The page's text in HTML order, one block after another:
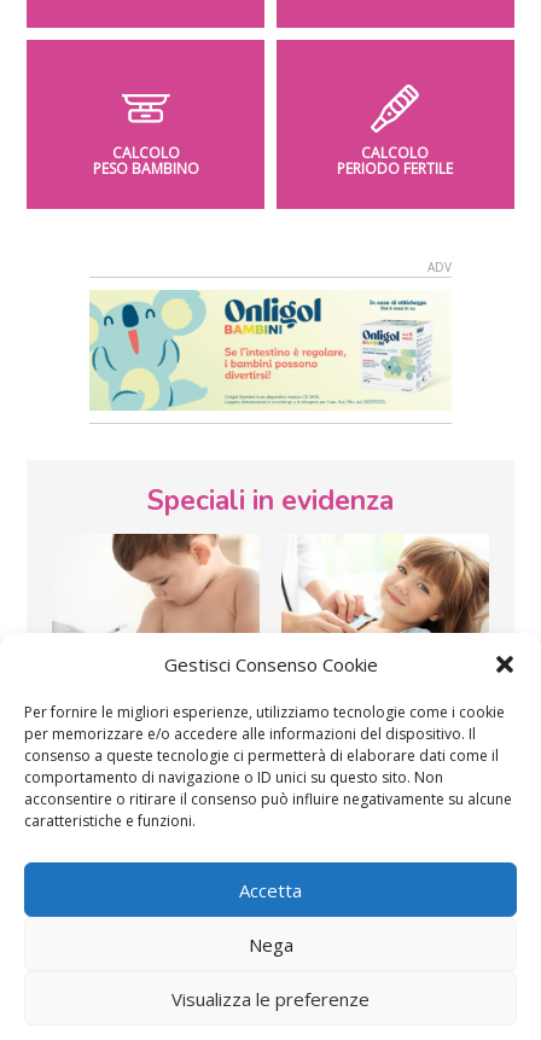
Gestisci Consenso Cookie
Per fornire le migliori esperienze, utilizziamo tecnologie come i cookie
per memorizzare e/o accedere alle informazioni del dispositivo. Il
consenso a queste tecnologie ci permetterà di elaborare dati come il
comportamento di navigazione o ID unici su questo sito. Non
acconsentire o ritirare il consenso può influire negativamente su alcune
caratteristiche e funzioni.
Accetta
Nega
Visualizza le preferenze
CALCOLO
PESO BAMBINO
CALCOLO
PERIODO FERTILE
Speciali in evidenza
Vaccini SOS Pediatra
Festa della mamma: Le settimane di